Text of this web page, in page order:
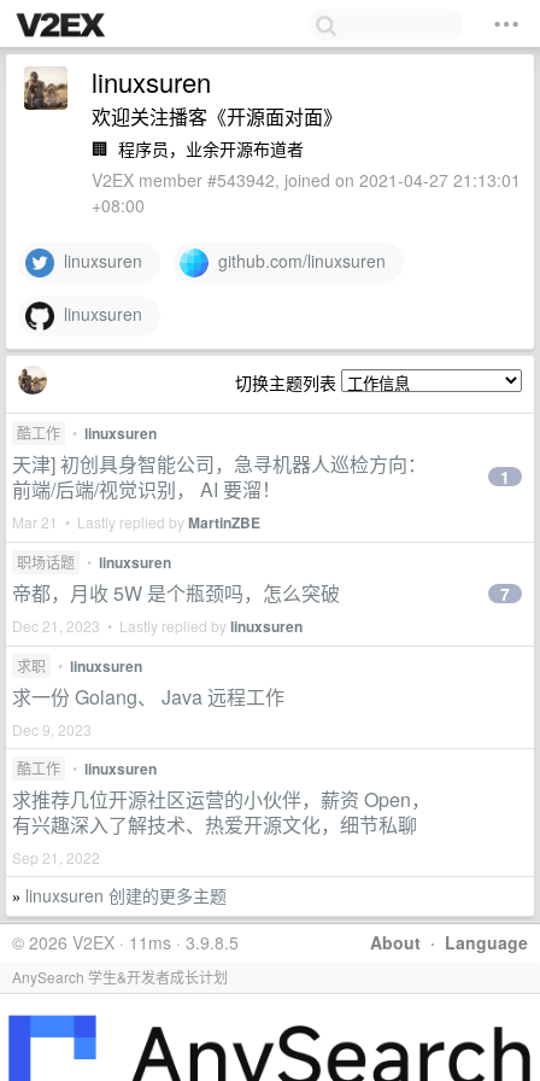
linuxsuren
欢迎关注播客《开源面对面》
🏢 程序员，业余开源布道者
V2EX member #543942, joined on 2021-04-27 21:13:01
+08:00
linuxsuren github.com/linuxsuren
linuxsuren
切换主题列表
酷工作 • linuxsuren
天津] 初创具身智能公司，急寻机器人巡检方向：
前端/后端/视觉识别， AI 要溜！
Mar 21 • Lastly replied byMartinZBE
1
职场话题 • linuxsuren
帝都，月收 5W 是个瓶颈吗，怎么突破
Dec 21, 2023 • Lastly replied bylinuxsuren
7
求职 • linuxsuren
求一份 Golang、 Java 远程工作
Dec 9, 2023
酷工作
• linuxsuren
求推荐几位开源社区运营的小伙伴，薪资 Open，
有兴趣深入了解技术、热爱开源文化，细节私聊
Sep 21, 2022
» linuxsuren 创建的更多主题
About · Language
© 2026 V2EX · 11ms · 3.9.8.5
AnySearch 学生&开发者成长计划